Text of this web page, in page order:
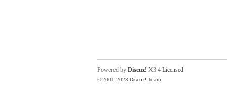
Powered by Discuz! X3.4 Licensed
© 2001-2023 Discuz! Team